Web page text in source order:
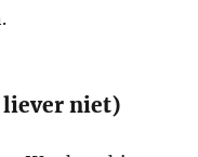
niet)